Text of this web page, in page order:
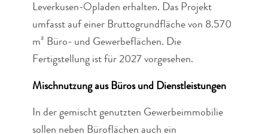
Leverkusen-Opladen erhalten. Das Projekt
umfasst auf einer Bruttogrundfläche von 8.570
m² Büro- und Gewerbeflächen. Die
Fertigstellung ist für 2027 vorgesehen.
Mischnutzung aus Büros und Dienstleistungen
In der gemischt genutzten Gewerbeimmobilie
sollen neben Büroflächen auch ein